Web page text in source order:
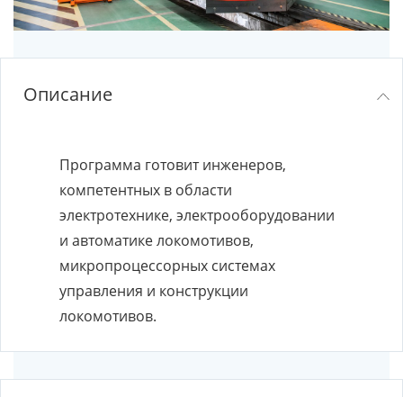
Описание
Программа готовит инженеров,
компетентных в области
электротехнике, электрооборудовании
и автоматике локомотивов,
микропроцессорных системах
управления и конструкции
локомотивов.